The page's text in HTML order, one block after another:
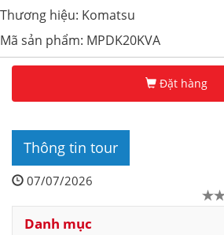
Thương hiệu: Komatsu
Mã sản phẩm: MPDK20KVA
Đặt hàng
Thông tin tour
07/07/2026
Danh mục